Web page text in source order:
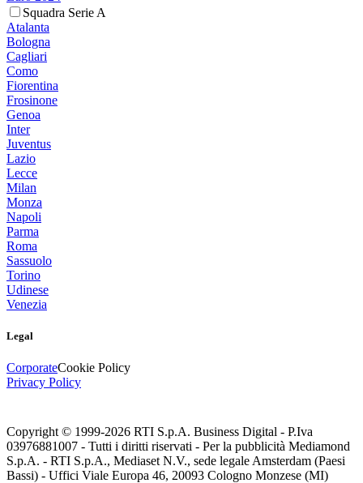
Squadra Serie A
Atalanta
Bologna
Cagliari
Como
Fiorentina
Frosinone
Genoa
Inter
Juventus
Lazio
Lecce
Milan
Monza
Napoli
Parma
Roma
Sassuolo
Torino
Udinese
Venezia
Legal
CorporateCookie Policy
Privacy Policy
Copyright © 1999-2026 RTI S.p.A. Business Digital - P.Iva
03976881007 - Tutti i diritti riservati - Per la pubblicità Mediamond
S.p.A. - RTI S.p.A., Mediaset N.V., sede legale Amsterdam (Paesi
Bassi) - Uffici Viale Europa 46, 20093 Cologno Monzese (MI)